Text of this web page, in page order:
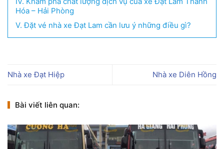
Hóa – Hải Phòng
V. Đặt vé nhà xe Đạt Lam cần lưu ý những điều gì?
Nhà xe Đạt Hiệp Nhà xe Diên Hồng
Bài viết liên quan: